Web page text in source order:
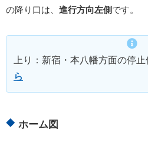
の降り口は、 進行方向左側です。
上り：新宿・本八幡方面の停
ら
ホーム図